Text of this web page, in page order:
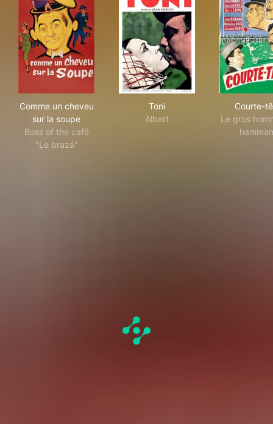
Comme un cheveu
sur la soupe
Boss of the café
"Le brazá"
Toni
Albert
Courte-
Le gros